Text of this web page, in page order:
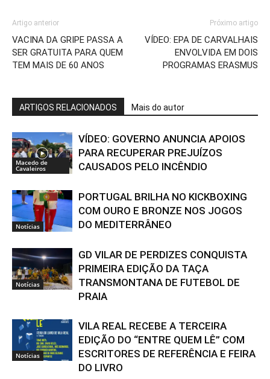
Artigo anterior
VACINA DA GRIPE PASSA A
SER GRATUITA PARA QUEM
TEM MAIS DE 60 ANOS
Próximo artigo
VÍDEO: EPA DE CARVALHAIS
ENVOLVIDA EM DOIS
PROGRAMAS ERASMUS
ARTIGOS RELACIONADOS Mais do autor
Macedo de
Cavaleiros
VÍDEO: GOVERNO ANUNCIA APOIOS
PARA RECUPERAR PREJUÍZOS
CAUSADOS PELO INCÊNDIO
Notícias
PORTUGAL BRILHA NO KICKBOXING
COM OURO E BRONZE NOS JOGOS
DO MEDITERRÂNEO
Notícias
GD VILAR DE PERDIZES CONQUISTA
PRIMEIRA EDIÇÃO DA TAÇA
TRANSMONTANA DE FUTEBOL DE
PRAIA
Notícias
VILA REAL RECEBE A TERCEIRA
EDIÇÃO DO “ENTRE QUEM LÊ” COM
ESCRITORES DE REFERÊNCIA E FEIRA
DO LIVRO